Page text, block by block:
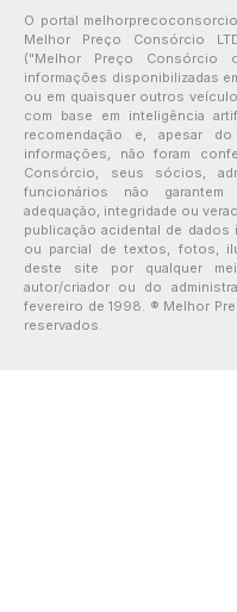
O portal
Melhor Preço Consórcio
("Melhor Preço Consórcio
informações disponibilizadas
ou em quaisquer outros
com base em inteligência
recomendação e, apesar
informações, não foram
Consórcio, seus sócios,
funcionários não garantem
adequação, integridade ou
publicação acidental de
ou parcial de textos, fotos,
deste site por qualquer
autor/criador ou do
fevereiro de 1998. ® Melhor
reservados.